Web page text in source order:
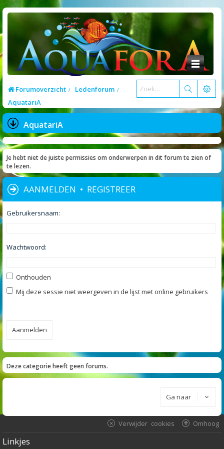
Forumoverzicht
Ledenforum
AquatariA
AquatariA
Je hebt niet de juiste permissies om onderwerpen in dit forum te zien of
te lezen.
AANMELDEN • REGISTREER
Gebruikersnaam:
Wachtwoord:
Onthouden
Mij deze sessie niet weergeven in de lijst met online gebruikers
Deze categorie heeft geen forums.
Ga naar
Omhoog
Verwijder cookies
Linkjes